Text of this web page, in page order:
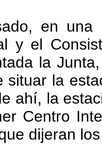
en
y el
la
situar la
ahí, la
Centro
dijeran